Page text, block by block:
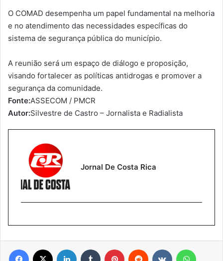
O COMAD desempenha um papel fundamental na melhoria
e no atendimento das necessidades específicas do
sistema de segurança pública do município.
A reunião será um espaço de diálogo e proposição,
visando fortalecer as políticas antidrogas e promover a
segurança da comunidade.
Fonte:ASSECOM / PMCR
Autor:Silvestre de Castro – Jornalista e Radialista
Jornal De Costa Rica
Facebook Linkedin Tumblr Pinterest Reddit